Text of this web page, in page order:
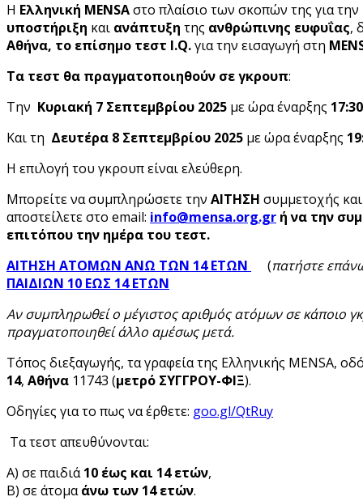
Η Ελληνική MENSAστο πλαίσιο των σκοπών της για την
υποστήριξη και ανάπτυξη της ανθρώπινης ευφυΐας,
Αθήνα, το επίσημο τεστ I.Q.για την εισαγωγή στη
Τα τεστ θα πραγματοποιηθούν σε γκρουπ:
Την Κυριακή 7 Σεπτεμβρίου 2025 με ώρα έναρξης 17:30
Και τη Δευτέρα 8 Σεπτεμβρίου 2025 με ώρα έναρξης
Η επιλογή του γκρουπ είναι ελεύθερη.
Μπορείτε να συμπληρώσετε την ΑΙΤΗΣΗ συμμετοχής
αποστείλετε στο email: info@mensa.org.gr ή να την
επιτόπου την ημέρα του τεστ.
ΑΙΤΗΣΗ ΑΤΟΜΩΝ ΑΝΩ ΤΩΝ 14 ΕΤΩΝ
(πατήστε
ΠΑΙΔΙΩΝ 10 ΕΩΣ 14 ΕΤΩΝ
Αν συμπληρωθεί ο μέγιστος αριθμός ατόμων σε κάποιο
πραγματοποιηθεί άλλο αμέσως μετά.
Τόπος διεξαγωγής, τα γραφεία της Ελληνικής MENSA,
14, Αθήνα 11743 (μετρό ΣΥΓΓΡΟΥ-ΦΙΞ).
Οδηγίες για το πως να έρθετε: goo.gl/QtRuy
Τα τεστ απευθύνονται:
Α) σε παιδιά10 έως και 14 ετών,
Β) σε άτομαάνω των 14 ετών.